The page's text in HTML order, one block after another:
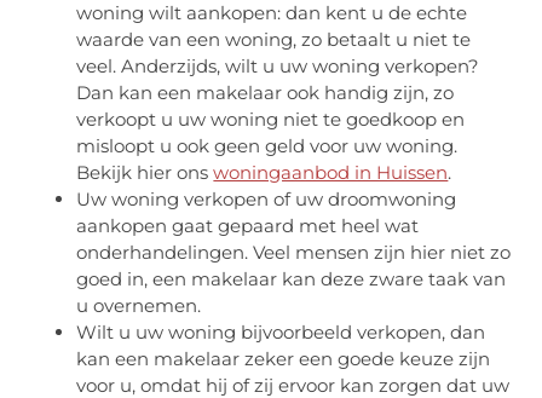
woning wilt aankopen: dan kent u de echte
waarde van een woning, zo betaalt u niet te
veel. Anderzijds, wilt u uw woning verkopen?
Dan kan een makelaar ook handig zijn, zo
verkoopt u uw woning niet te goedkoop en
misloopt u ook geen geld voor uw woning.
Bekijk hier onswoningaanbod in Huissen.
Uw woning verkopen of uw droomwoning
aankopen gaat gepaard met heel wat
onderhandelingen. Veel mensen zijn hier niet zo
goed in, een makelaar kan deze zware taak van
u overnemen.
Wilt u uw woning bijvoorbeeld verkopen, dan
kan een makelaar zeker een goede keuze zijn
voor u, omdat hij of zij ervoor kan zorgen dat uw